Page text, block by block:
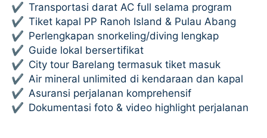
✔Transportasi darat AC full selama program
✔Tiket kapal PP Ranoh Island & Pulau Abang
✔ Perlengkapan snorkeling/diving lengkap
✔ Guide lokal bersertifikat
✔ City tour Barelang termasuk tiket masuk
✔Air mineral unlimited di kendaraan dan kapal
✔Asuransi perjalanan komprehensif
✔ Dokumentasi foto & video highlight perjalanan